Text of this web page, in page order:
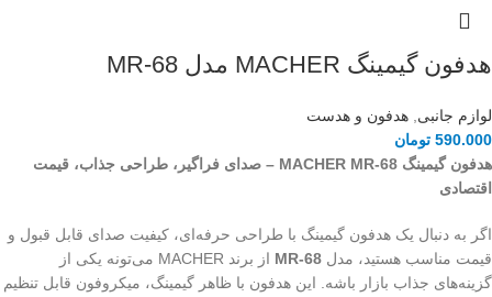
هدفون گیمینگ MACHER مدل MR-68
لوازم جانبی, هدفون و هدست
590.000 تومان
هدفون گیمینگ MACHER MR-68 – صدای فراگیر، طراحی جذاب، قیمت
اقتصادی
اگر به دنبال یک هدفون گیمینگ با طراحی حرفه‌ای، کیفیت صدای قابل قبول و
قیمت مناسب هستید، مدل MR-68
از برند MACHER می‌تونه یکی از
گزینه‌های جذاب بازار باشه. این هدفون با ظاهر گیمینگ، میکروفون قابل تنظیم